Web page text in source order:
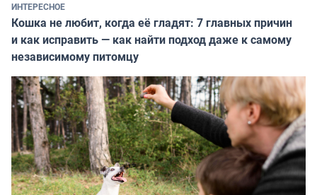
ИНТЕРЕСНОЕ
Кошка не любит, когда её гладят: 7 главных причин
и как исправить — как найти подход даже к самому
независимому питомцу